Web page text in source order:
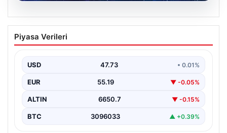
09.08.2026
10 Ağustos Pazartesi Oğlak Burcu
Günlük Burç Yorumu
alanında önemli fırsatlarla karşılaşabileceği bir gün
olabilir.…
Piyasa Verileri
USD 47.73 • 0.01%
EUR 55.19 ▼ -0.05%
ALTIN 6650.7 ▼ -0.15%
BTC 3096033 ▲ +0.39%